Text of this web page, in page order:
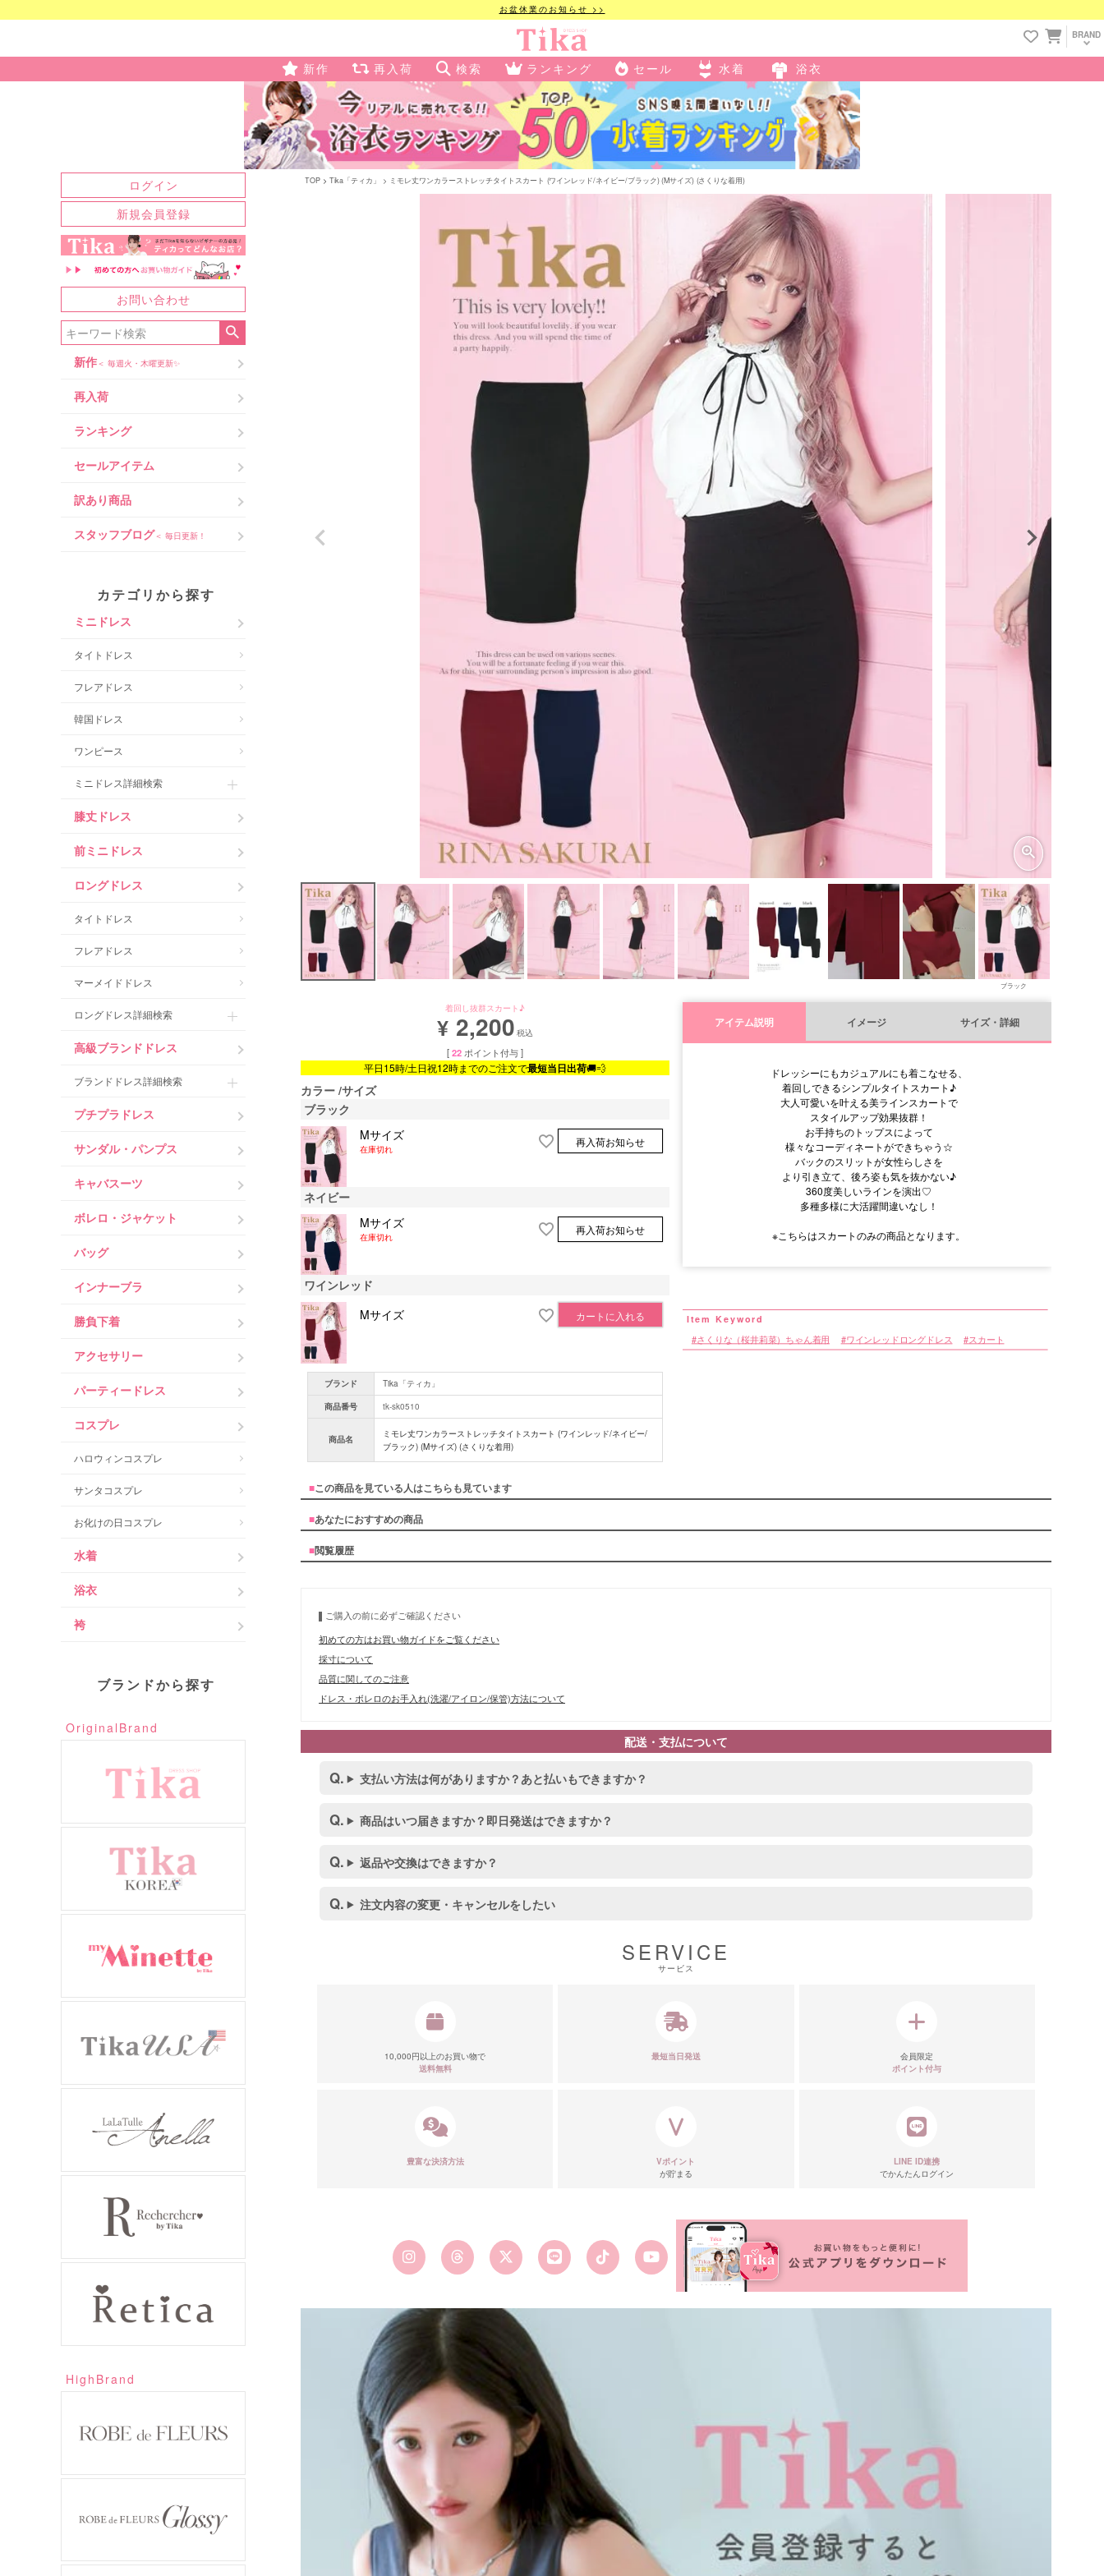
お盆休業のお知らせ >>
BRAND
新作 再入荷 検索 ランキング セール 水着 浴衣
ログイン
新規会員登録
お問い合わせ
新作＜ 毎週火・木曜更新✨
再入荷
ランキング
セールアイテム
訳あり商品
スタッフブログ＜ 毎日更新！
カテゴリから探す
ミニドレス
タイトドレス
フレアドレス
韓国ドレス
ワンピース
ミニドレス詳細検索
膝丈ドレス
前ミニドレス
ロングドレス
タイトドレス
フレアドレス
マーメイドドレス
ロングドレス詳細検索
高級ブランドドレス
ブランドドレス詳細検索
プチプラドレス
サンダル・パンプス
キャバスーツ
ボレロ・ジャケット
バッグ
インナーブラ
勝負下着
アクセサリー
パーティードレス
コスプレ
ハロウィンコスプレ
サンタコスプレ
お化けの日コスプレ
水着
浴衣
袴
ブランドから探す
OriginalBrand
HighBrand
TOP Tika「ティカ」 ミモレ丈ワンカラーストレッチタイトスカート (ワインレッド/ネイビー/ブラック) (Mサイズ) (さくりな着用)
ブラック
着回し抜群スカート♪
¥ 2,200 税込
[22 ポイント付与 ]
平日15時/土日祝12時までのご注文で最短当日出荷🚚💨
カラー サイズ
ブラック
Mサイズ
在庫切れ
再入荷お知らせ
ネイビー
Mサイズ
在庫切れ
再入荷お知らせ
ワインレッド
Mサイズ
カートに入れる
ブランド
Tika「ティカ」
商品番号
tk-sk0510
商品名
ミモレ丈ワンカラーストレッチタイトスカート (ワインレッド/ネイビー/
ブラック) (Mサイズ) (さくりな着用)
アイテム説明 イメージ サイズ・詳細
ドレッシーにもカジュアルにも着こなせる、
着回しできるシンプルタイトスカート♪
大人可愛いを叶える美ラインスカートで
スタイルアップ効果抜群！
お手持ちのトップスによって
様々なコーディネートができちゃう☆
バックのスリットが女性らしさを
より引き立て、後ろ姿も気を抜かない♪
360度美しいラインを演出♡
多種多様に大活躍間違いなし！
※こちらはスカートのみの商品となります。
さくりな（桜井莉菜）ちゃん着用 ワインレッドロングドレス スカート
■この商品を見ている人はこちらも見ています
■あなたにおすすめの商品
■閲覧履歴
ご購入の前に必ずご確認ください
初めての方はお買い物ガイドをご覧ください
採寸について
品質に関してのご注意
ドレス・ボレロのお手入れ(洗濯/アイロン/保管)方法について
配送・支払について
支払い方法は何がありますか？あと払いもできますか？
商品はいつ届きますか？即日発送はできますか？
返品や交換はできますか？
注文内容の変更・キャンセルをしたい
SERVICE
サービス
10,000円以上のお買い物で
送料無料
最短当日発送
会員限定
ポイント付与
豊富な決済方法
Vポイント
が貯まる
LINE ID連携
でかんたんログイン